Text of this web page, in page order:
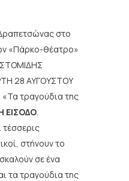
στο
«Πάρκο-θέατρο»
28 ΑΥΓΟΥΣΤΟΥ
τραγούδια της
ΕΙΣΟΔΟ.
στήνουν το
σε ένα
τα τραγούδια της